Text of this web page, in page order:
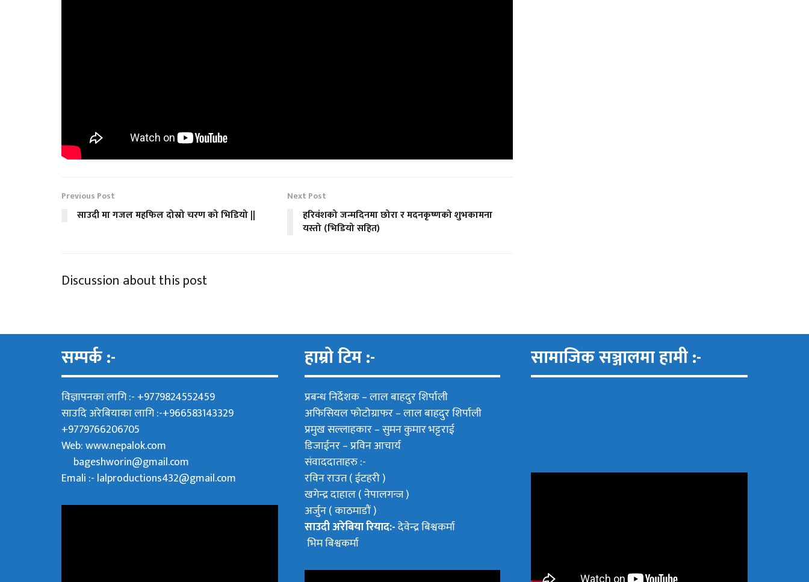
Previous Post
साउदी मा गजल महफिल दोस्रो चरण को भिडियो ||
Next Post
हरिवंशको जन्मदिनमा छोरा र मदनकृष्णको शुभकामना
यस्तो (भिडियो सहित)
Discussion about this post
सम्पर्क :-
विज्ञापनका लागि :- +9779824552459
साउदि अरेबियाका लागि :-+966583143329
+9779766206705
Web:www.nepalok.com
bageshworin@gmail.com
Emali :- lalproductions432@gmail.com
हाम्रो टिम :-
प्रबन्ध निर्देशक –लाल बाहदुर शिर्पाली
अफिसियल फोटोग्राफर –लाल बाहदुर शिर्पाली
प्रमुख सल्लाहकार –सुमन कुमार भट्टराई
डिजाईनर – प्रविन आचार्य
संवाददाताहरु :-
रविन राउत ( ईटहरी )
खगेन्द्र दाहाल ( नेपालगन्ज )
अर्जुन ( काठमाडौं )
साउदी अरेबिया रियाद:-देवेन्द्र बिश्वकर्मा
भिम बिश्वकर्मा
सामाजिक सञ्जालमा हामी :-